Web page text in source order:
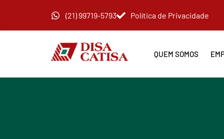
(21) 99719-5793 Política de Privacidade
QUEM SOMOS